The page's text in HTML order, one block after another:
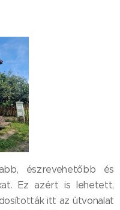
észrevehetőbb és
Ez azért is lehetett,
itt az útvonalat